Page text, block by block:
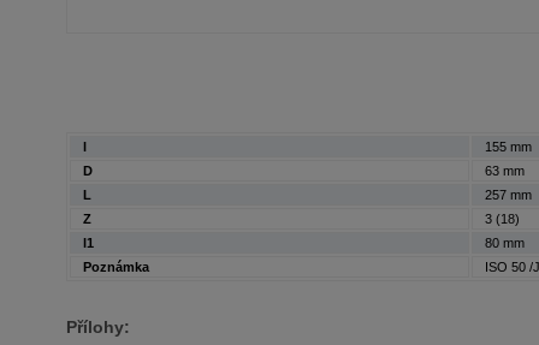
l
155 mm
D
63 mm
L
257 mm
Z
3 (18)
l1
80 mm
Poznámka
ISO 50 /
Přílohy: